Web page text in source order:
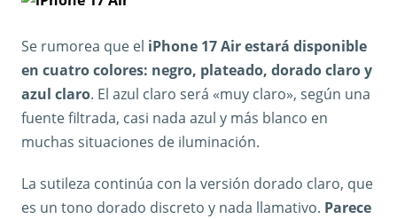
Se rumorea que el iPhone 17 Air estará disponible
en cuatro colores: negro, plateado, dorado claro y
azul claro. El azul claro será «muy claro», según una
fuente filtrada, casi nada azul y más blanco en
muchas situaciones de iluminación.
La sutileza continúa con la versión dorado claro, que
es un tono dorado discreto y nada llamativo. Parece